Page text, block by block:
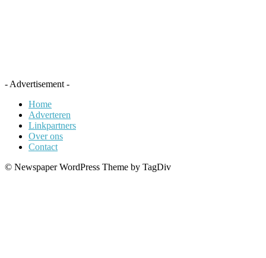
- Advertisement -
Home
Adverteren
Linkpartners
Over ons
Contact
© Newspaper WordPress Theme by TagDiv